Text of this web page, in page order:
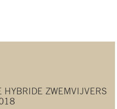
HYBRIDE ZWEMVIJVERS